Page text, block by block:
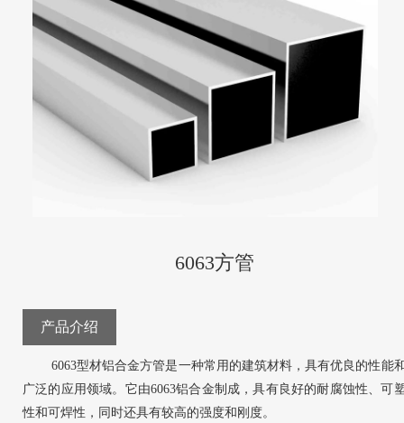
6063方管
产品介绍
6063型材铝合金方管是一种常用的建筑材料，具有优良的性能
广泛的应用领域。它由6063铝合金制成，具有良好的耐腐蚀性、可
性和可焊性，同时还具有较高的强度和刚度。